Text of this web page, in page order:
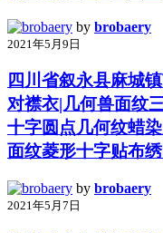
by brobaery
2021年5月9日
四川省叙永县麻城
对襟衣|几何兽面纹
十字圆点几何纹蜡
面纹菱形十字贴布
by brobaery
2021年5月7日